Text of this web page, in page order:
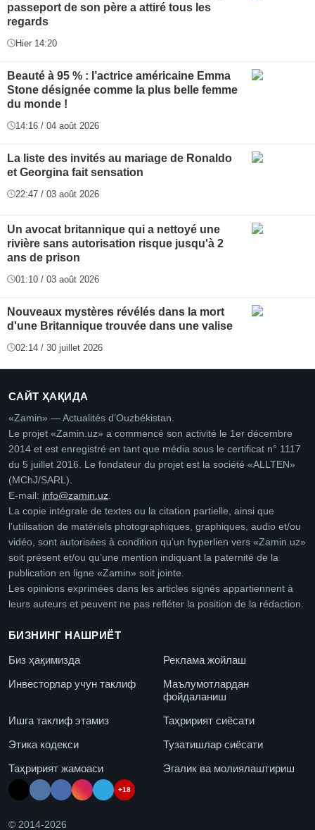
passeport de son père a attiré tous les
regards
Hier 14:20
Beauté à 95 % : l’actrice américaine Emma
Stone désignée comme la plus belle femme
du monde !
14:16 / 04 août 2026
La liste des invités au mariage de Ronaldo
et Georgina fait sensation
22:47 / 03 août 2026
Un avocat britannique qui a nettoyé une
rivière sans autorisation risque jusqu'à 2
ans de prison
01:10 / 03 août 2026
Nouveaux mystères révélés dans la mort
d'une Britannique trouvée dans une valise
02:14 / 30 juillet 2026
САЙТ ҲАҚИДА
«Zamin» — Actualités d’Ouzbékistan.
Le projet «Zamin.uz» a commencé son activité le 1er décembre
2014 et est enregistré en tant que média sous le certificat n° 1117
du 5 juillet 2016. Le fondateur du projet est la société «ALLTEN»
(MChJ/SARL).
E-mail: info@zamin.uz
La copie intégrale de textes ou la citation partielle, ainsi que
l’utilisation de matériels photographiques, graphiques, audio et/ou
vidéo, sont autorisées à condition qu’un hyperlien vers «Zamin.uz»
soit présent et/ou qu’une mention indiquant la paternité de la
publication en ligne «Zamin» soit jointe.
Les opinions exprimées dans les articles signés appartiennent à
leurs auteurs et peuvent ne pas refléter la position de la rédaction.
БИЗНИНГ НАШРИЁТ
Биз ҳақимизда
Реклама жойлаш
Инвесторлар учун таклиф
Маълумотлардан
фойдаланиш
Ишга таклиф этамиз
Таҳририят сиёсати
Этика кодекси
Тузатишлар сиёсати
Таҳририят жамоаси
Эгалик ва молиялаштириш
+18
© 2014-2026